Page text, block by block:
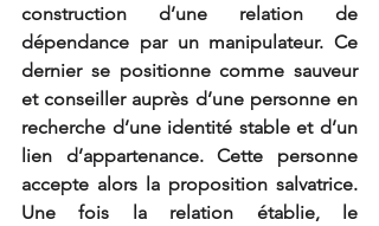
construction d’une relation de
dépendance par un manipulateur. Ce
dernier se positionne comme sauveur
et conseiller auprès d’une personne en
recherche d’une identité stable et d’un
lien d’appartenance. Cette personne
accepte alors la proposition salvatrice.
Une fois la relation établie, le